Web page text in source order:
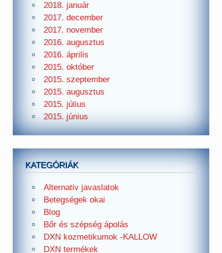
2018. január
2017. december
2017. november
2016. augusztus
2016. április
2015. október
2015. szeptember
2015. augusztus
2015. július
2015. június
KATEGÓRIÁK
Alternativ javaslatok
Betegségek okai
Blog
Bőr és szépség ápolás
DXN kozmetikumok -KALLOW
DXN termékek